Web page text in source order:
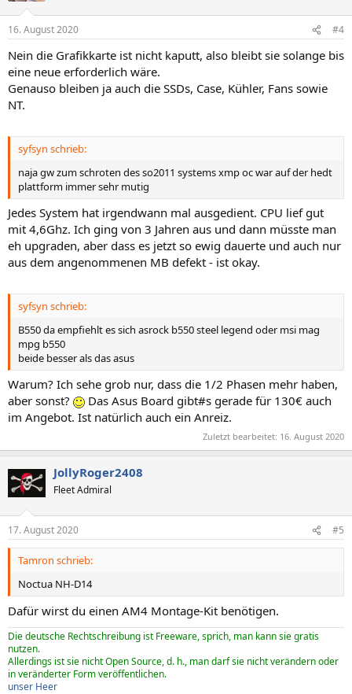
16. August 2020 #4
Nein die Grafikkarte ist nicht kaputt, also bleibt sie solange bis
eine neue erforderlich wäre.
Genauso bleiben ja auch die SSDs, Case, Kühler, Fans sowie
NT.
syfsyn schrieb:
naja gw zum schroten des so2011 systems xmp oc war auf der hedt
plattform immer sehr mutig
Jedes System hat irgendwann mal ausgedient. CPU lief gut
mit 4,6Ghz. Ich ging von 3 Jahren aus und dann müsste man
eh upgraden, aber dass es jetzt so ewig dauerte und auch nur
aus dem angenommenen MB defekt - ist okay.
syfsyn schrieb:
B550 da empfiehlt es sich asrock b550 steel legend oder msi mag
mpg b550
beide besser als das asus
Warum? Ich sehe grob nur, dass die 1/2 Phasen mehr haben,
aber sonst?
Das Asus Board gibt#s gerade für 130€ auch
im Angebot. Ist natürlich auch ein Anreiz.
Zuletzt bearbeitet: 16. August 2020
JollyRoger2408
Fleet Admiral
17. August 2020 #5
Tamron schrieb:
Noctua NH-D14
Dafür wirst du einen AM4 Montage-Kit benötigen.
Die deutsche Rechtschreibung ist Freeware, sprich, man kann sie gratis
nutzen.
Allerdings ist sie nicht Open Source, d. h., man darf sie nicht verändern oder
in veränderter Form veröffentlichen.
unser Heer